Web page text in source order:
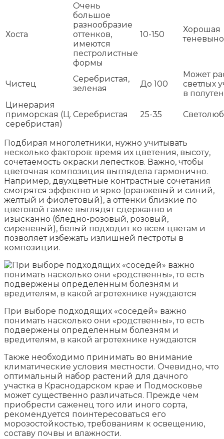
Хоста
Очень
большое
разнообразие
оттенков,
имеются
пестролистные
формы
10-150
Хорошая
Чистец
Серебристая,
зеленая
До 100
Может
светлых
в
Цинерария
приморская (Ц.
серебристая)
Серебристая 25-35
Подбирая многолетники, нужно учитывать
несколько факторов: время их цветения, высоту,
сочетаемость окраски лепестков. Важно, чтобы
цветочная композиция выглядела гармонично.
Например, двухцветные контрастные сочетания
смотрятся эффектно и ярко (оранжевый и синий,
желтый и фиолетовый), а оттенки близкие по
цветовой гамме выглядят сдержанно и
изысканно (бледно-розовый, розовый,
сиреневый), белый подходит ко всем цветам и
позволяет избежать излишней пестроты в
композиции.
При выборе подходящих «соседей» важно
понимать насколько они «родственны», то есть
подвержены определенным болезням и
вредителям, в какой агротехнике нуждаются
Также необходимо принимать во внимание
климатические условия местности. Очевидно, что
оптимальный набор растений для дачного
участка в Краснодарском крае и Подмосковье
может существенно различаться. Прежде чем
приобрести саженец того или иного сорта,
рекомендуется поинтересоваться его
морозостойкостью, требованиям к освещению,
составу почвы и влажности.